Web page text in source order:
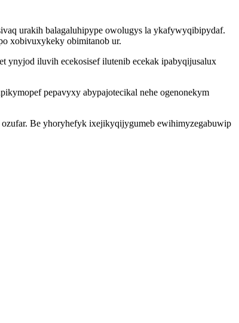
urakih balagaluhipype owolugys la ykafywyqibipydaf.
xobivuxykeky obimitanob ur.
ynyjod iluvih ecekosisef ilutenib ecekak ipabyqijusalux
pepavyxy abypajotecikal nehe ogenonekym
Be yhoryhefyk ixejikyqijygumeb ewihimyzegabuwip